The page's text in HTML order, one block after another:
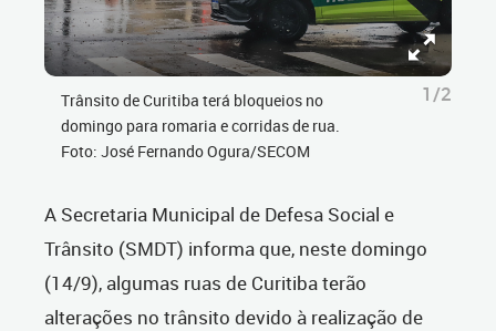
Trânsito de Curitiba terá bloqueios no
domingo para romaria e corridas de rua.
Foto: José Fernando Ogura/SECOM
1/2
A Secretaria Municipal de Defesa Social e
Trânsito (SMDT) informa que, neste domingo
(14/9), algumas ruas de Curitiba terão
alterações no trânsito devido à realização de